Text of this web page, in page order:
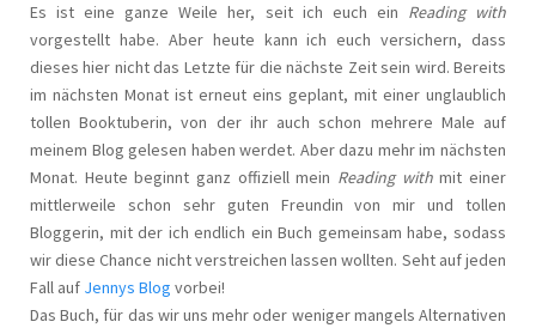
Es ist eine ganze Weile her, seit ich euch ein Reading with
vorgestellt habe. Aber heute kann ich euch versichern, dass
dieses hier nicht das Letzte für die nächste Zeit sein wird. Bereits
im nächsten Monat ist erneut eins geplant, mit einer unglaublich
tollen Booktuberin, von der ihr auch schon mehrere Male auf
meinem Blog gelesen haben werdet. Aber dazu mehr im nächsten
Monat. Heute beginnt ganz offiziell mein Reading withmit einer
mittlerweile schon sehr guten Freundin von mir und tollen
Bloggerin, mit der ich endlich ein Buch gemeinsam habe, sodass
wir diese Chance nicht verstreichen lassen wollten. Seht auf jeden
Fall auf Jennys Blog vorbei!
Das Buch, für das wir uns mehr oder weniger mangels Alternativen